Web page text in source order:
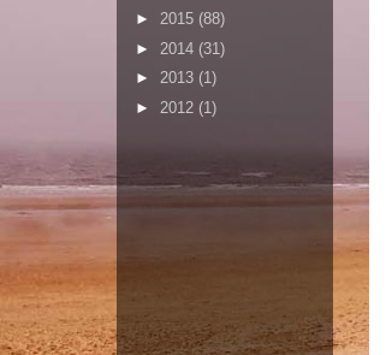
► 2015 (88)
► 2014 (31)
► 2013 (1)
► 2012 (1)